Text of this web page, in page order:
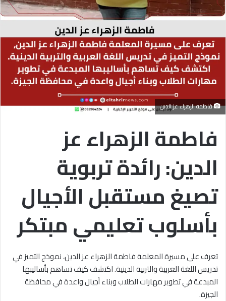
فاطمة الزهراء عز الدين
فاطمة الزهراء عز
الدين: رائدة تربوية
تصيغ مستقبل الأجيال
بأسلوب تعليمي مبتكر
تعرف على مسيرة المعلمة فاطمة الزهراء عز الدين، نموذج التميز في
تدريس اللغة العربية والتربية الدينية. اكتشف كيف تساهم بأساليبها
المبدعة في تطوير مهارات الطلاب وبناء أجيال واعدة في محافظة
الجيزة.